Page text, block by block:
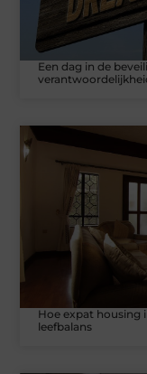
Een dag in de
Hoe expat housing
leefbalans